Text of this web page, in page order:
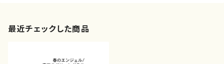
最近チェックした商品